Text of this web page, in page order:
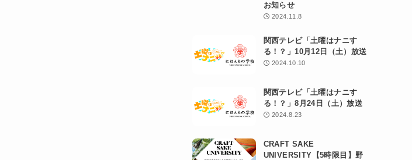
お知らせ
2024.11.8
関西テレビ「土曜はナニす
る！？」10月12日（土）放送
2024.10.10
関西テレビ「土曜はナニす
る！？」8月24日（土）放送
2024.8.23
CRAFT SAKE
UNIVERSITY【5時限目】野